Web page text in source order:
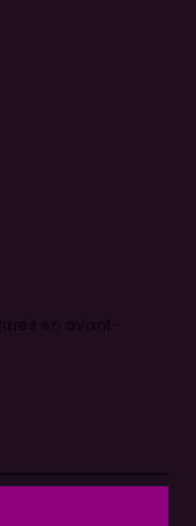
en avant-